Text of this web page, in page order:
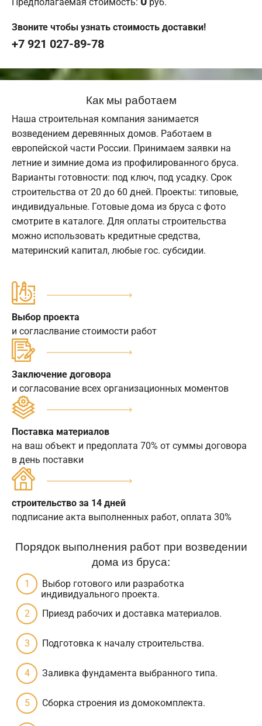
Звоните чтобы узнать стоимость доставки!
+7 921 027-89-78
Как мы работаем
Наша строительная компания занимается
возведением деревянных домов. Работаем в
европейской части России. Принимаем заявки на
летние и зимние дома из профилированного бруса.
Варианты готовности: под ключ, под усадку. Срок
строительства от 20 до 60 дней. Проекты: типовые,
индивидуальные. Готовые дома из бруса с фото
смотрите в каталоге. Для оплаты строительства
можно использовать кредитные средства,
материнский капитал, любые гос. субсидии.
Выбор проекта
и согласлвание стоимости работ
Заключение договора
и согласование всех организационных моментов
Поставка материалов
на ваш объект и предоплата 70% от суммы договора
в день поставки
строительство за 14 дней
подписание акта выполненных работ, оплата 30%
Порядок выполнения работ при возведении
дома из бруса:
Выбор готового или разработка
индивидуального проекта.
Приезд рабочих и доставка материалов.
Подготовка к началу строительства.
Заливка фундамента выбранного типа.
Сборка строения из домокомплекта.